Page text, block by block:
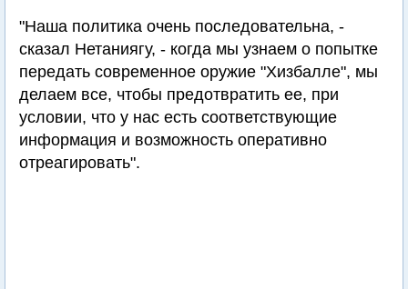
"Наша политика очень последовательна, -
сказал Нетаниягу, - когда мы узнаем о попытке
передать современное оружие "Хизбалле", мы
делаем все, чтобы предотвратить ее, при
условии, что у нас есть соответствующие
информация и возможность оперативно
отреагировать".